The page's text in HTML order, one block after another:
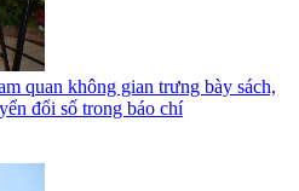
quan không gian trưng bày sách,
đổi số trong báo chí